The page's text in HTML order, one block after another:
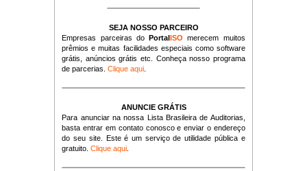
SEJA NOSSO PARCEIRO
Empresas parceiras doPortalISO merecem muitos
prêmios e muitas facilidades especiais como software
grátis, anúncios grátis etc. Conheça nosso programa
de parcerias.Clique aqui
ANUNCIE GRÁTIS
Para anunciar na nossa Lista Brasileira de Auditorias,
basta entrar em contato conosco e enviar o endereço
do seu site. Este é um serviço de utilidade pública e
gratuito.Clique aqui